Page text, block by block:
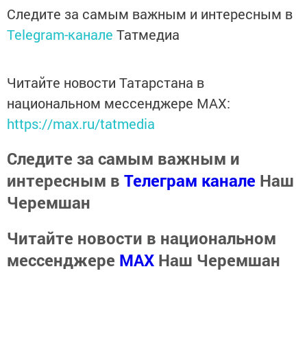
Следите за самым важным и интересным в
Telegram-канале Татмедиа
Читайте новости Татарстана в
национальном мессенджере MАХ:
https://max.ru/tatmedia
Следите за самым важным и
интересным в Телеграм канале Наш
Черемшан
Читайте новости в национальном
мессенджере MАХ Наш Черемшан